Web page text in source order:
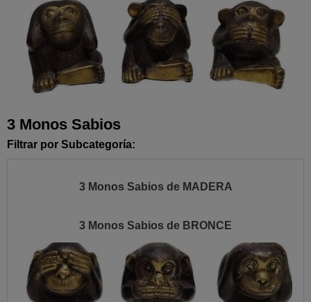
3 Monos Sabios
Filtrar por Subcategoría:
3 Monos Sabios de MADERA
3 Monos Sabios de BRONCE